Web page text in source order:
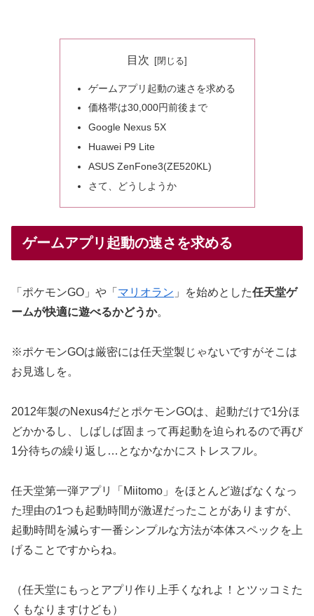
目次
ゲームアプリ起動の速さを求める
価格帯は30,000円前後まで
Google Nexus 5X
Huawei P9 Lite
ASUS ZenFone3(ZE520KL)
さて、どうしようか
ゲームアプリ起動の速さを求める
「ポケモンGO」や「 マリオラン 」を始めとした任天堂ゲ
ームが快適に遊べるかどうか。
※ポケモンGOは厳密には任天堂製じゃないですがそこは
お見逃しを。
2012年製のNexus4だとポケモンGOは、起動だけで1分ほ
どかかるし、しばしば固まって再起動を迫られるので再び
1分待ちの繰り返し…となかなかにストレスフル。
任天堂第一弾アプリ「Miitomo」をほとんど遊ばなくなっ
た理由の1つも起動時間が激遅だったことがありますが、
起動時間を減らす一番シンプルな方法が本体スペックを上
げることですからね。
（任天堂にもっとアプリ作り上手くなれよ！とツッコミた
くもなりますけども）